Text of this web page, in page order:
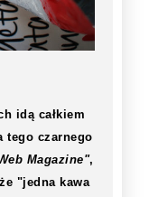
idą całkiem
tego czarnego
Magazine",
"jedna kawa